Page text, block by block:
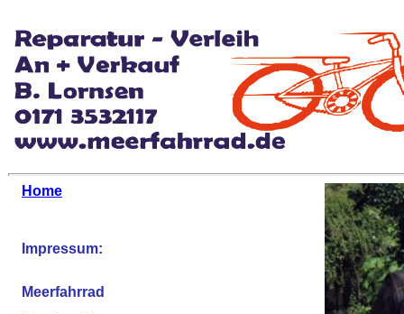
Home
Impressum:
Meerfahrrad